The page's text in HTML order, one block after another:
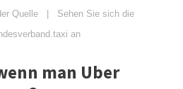
Quelle
Sehen Sie sich die
an
man Uber